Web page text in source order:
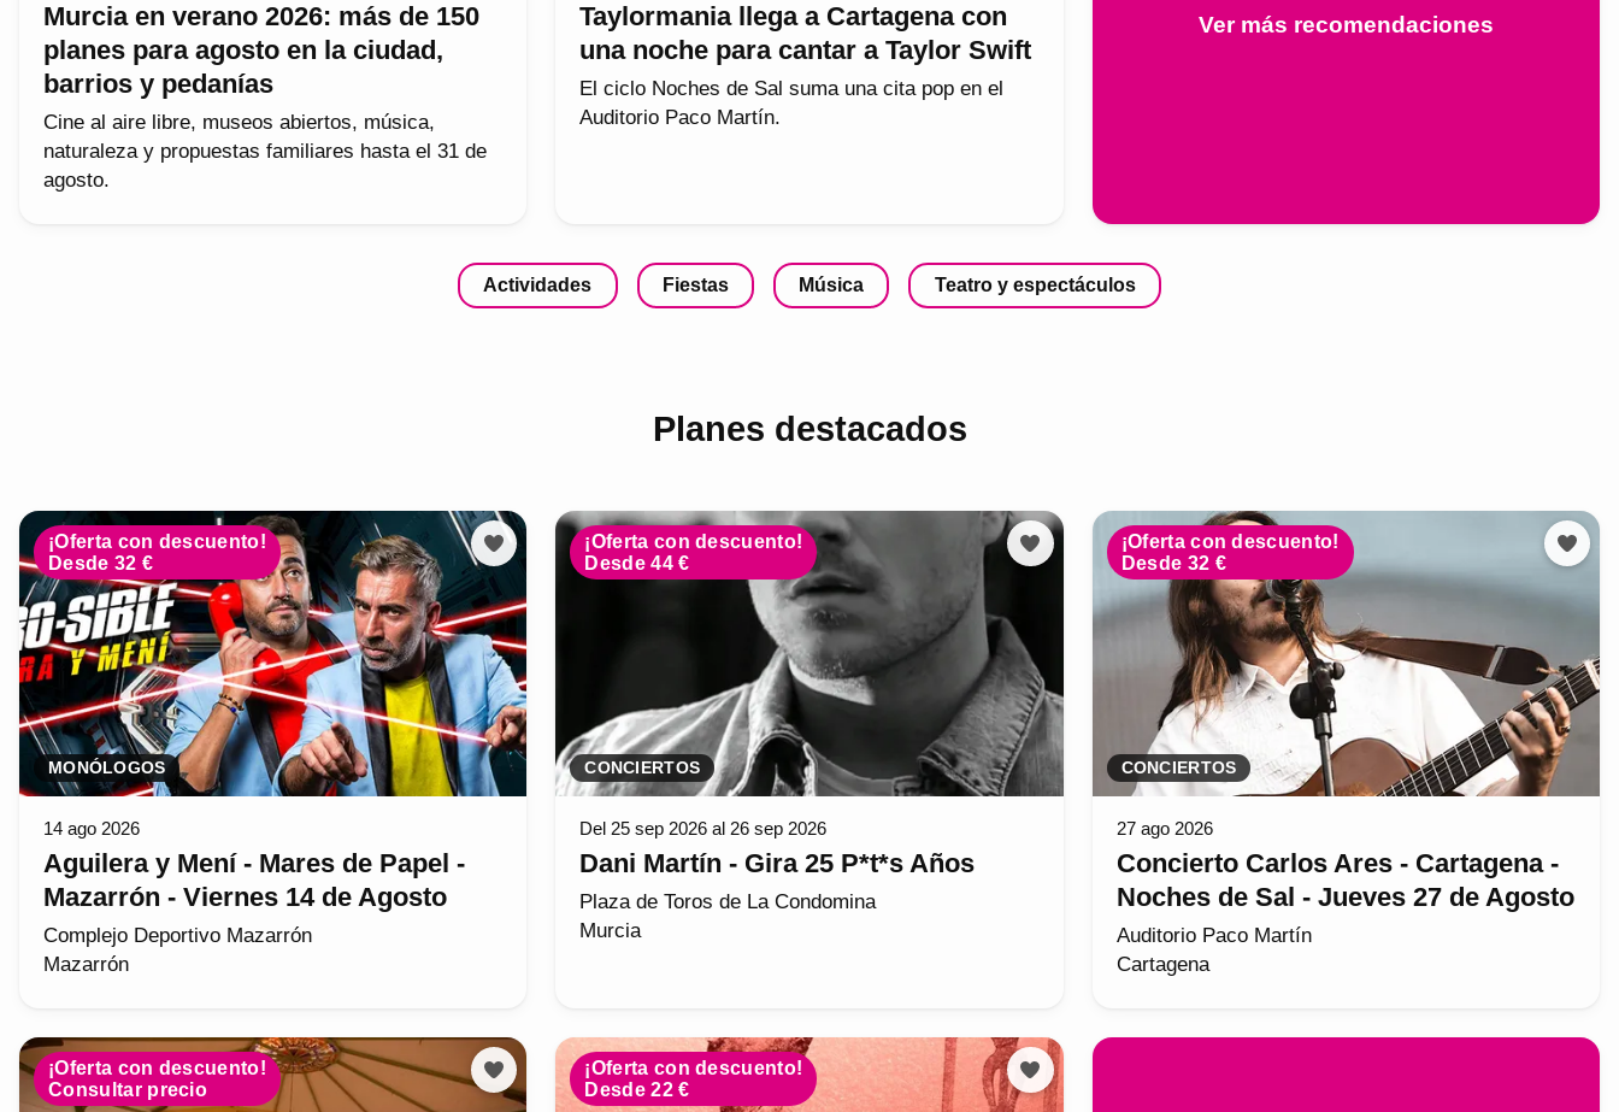
Murcia en verano 2026: más de 150
planes para agosto en la ciudad,
barrios y pedanías
Cine al aire libre, museos abiertos, música,
naturaleza y propuestas familiares hasta el 31 de
agosto.
Taylormania llega a Cartagena con
una noche para cantar a Taylor Swift
El ciclo Noches de Sal suma una cita pop en el
Auditorio Paco Martín.
Ver más recomendaciones
Actividades Fiestas Música Teatro y espectáculos
Planes destacados
¡Oferta con descuento!
Desde 32 €
MONÓLOGOS
14 ago 2026
Aguilera y Mení - Mares de Papel -
Mazarrón - Viernes 14 de Agosto
Complejo Deportivo Mazarrón
Mazarrón
¡Oferta con descuento!
Desde 44 €
CONCIERTOS
Del 25 sep 2026 al 26 sep 2026
Dani Martín - Gira 25 P*t*s Años
Plaza de Toros de La Condomina
Murcia
¡Oferta con descuento!
Desde 32 €
CONCIERTOS
27 ago 2026
Concierto Carlos Ares - Cartagena -
Noches de Sal - Jueves 27 de Agosto
Auditorio Paco Martín
Cartagena
¡Oferta con descuento!
Consultar precio
¡Oferta con descuento!
Desde 22 €